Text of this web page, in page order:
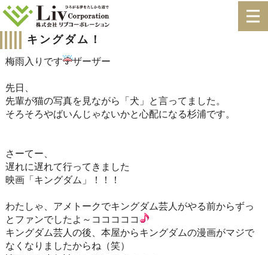
キングダム！
梅雨入りです ザーザー
先日、
先輩が猫の写真を見ながら「犬」と言ってました。
そろそろやばいんじゃないかと心配になる杉浦です。
さーてー、
遅れに遅れて行ってきました
映画「キングダム」！！！
わたしゃ、アメトークでキングダム芸人がやる前からずっ
とファンでしたよ～コココココ
キングダム芸人の後、本屋からキングダムの漫画がマジで
なくなりましたからね（笑）